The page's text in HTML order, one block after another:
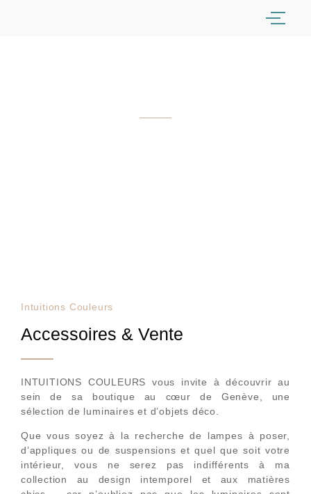
Intuitions Couleurs
Accessoires & Vente
INTUITIONS COULEURS vous invite à découvrir au
sein de sa boutique au cœur de Genève, une
sélection de luminaires et d’objets déco.
Que vous soyez à la recherche de lampes à poser,
d’appliques ou de suspensions et quel que soit votre
intérieur, vous ne serez pas indifférents à ma
collection au design intemporel et aux matières